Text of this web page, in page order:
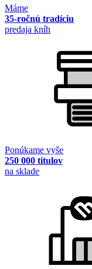
Máme
35-ročnú tradíciu
predaja kníh
Ponúkame vyše
250 000 titulov
na sklade